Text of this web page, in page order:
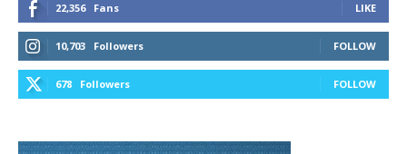
22,356 Fans LIKE
10,703 Followers FOLLOW
678 Followers FOLLOW